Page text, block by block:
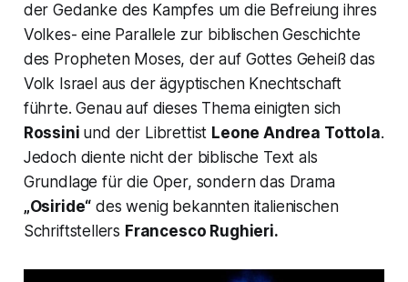
der Gedanke des Kampfes um die Befreiung ihres
Volkes- eine Parallele zur biblischen Geschichte
des Propheten Moses, der auf Gottes Geheiß das
Volk Israel aus der ägyptischen Knechtschaft
führte. Genau auf dieses Thema einigten sich
Rossini und der Librettist Leone Andrea Tottola.
Jedoch diente nicht der biblische Text als
Grundlage für die Oper, sondern das Drama
„Osiride“ des wenig bekannten italienischen
Schriftstellers Francesco Rughieri.